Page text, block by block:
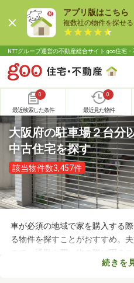
アプリ版はこちら
複数社の物件を探せる
NTTグループ運営の不動産総合サイト goo住宅
0
最近検索した条件
0
最近見た物件
大阪府の駐車場２台分
中古住宅を探す
該当物件数3,457件
車が必須の地域で家を購入する
る物件を探すことがおすすめ。
ので、通勤や買い物の際に困る
車場2台分以上を備えている中古
続きを